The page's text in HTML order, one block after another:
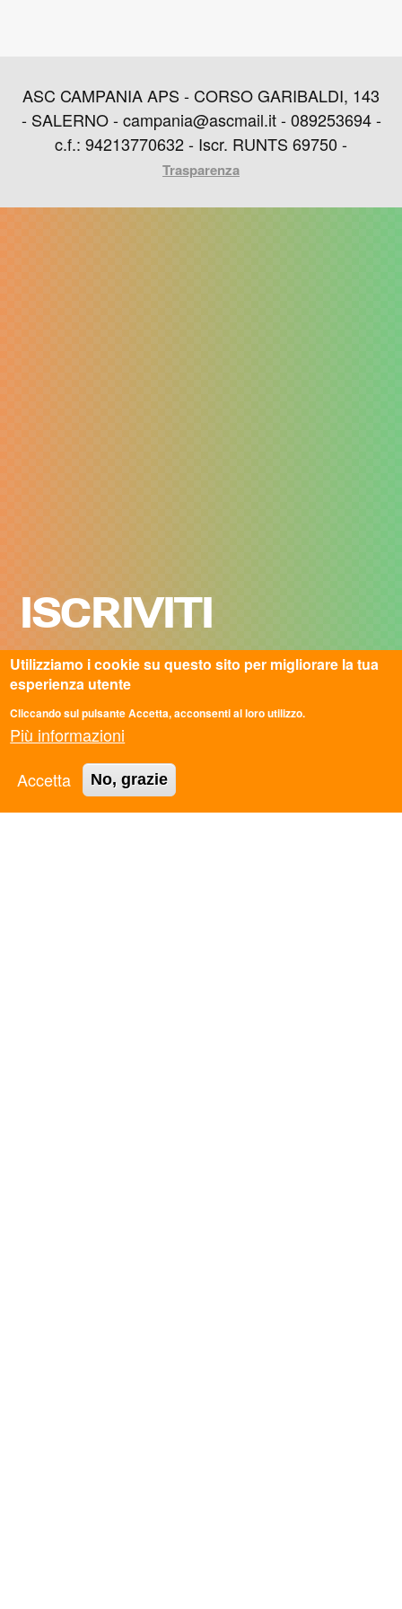
ASC CAMPANIA APS - CORSO GARIBALDI, 143
- SALERNO - campania@ascmail.it - 089253694 -
c.f.: 94213770632 - Iscr. RUNTS 69750 -
Trasparenza
ISCRIVITI
Iscriviti e riceverai tutte le novità sul mondo di ASC.
La newsletter è pensata per offrirti contenuti
interessanti per restare aggiornato sul mondo del
Servizio Civile in Italia e all'estero.
Indirizzo email
Utilizziamo i cookie su questo sito per migliorare la tua
esperienza utente
Cliccando sul pulsante Accetta, acconsenti al loro utilizzo.
Più informazioni
Accetta
No, grazie